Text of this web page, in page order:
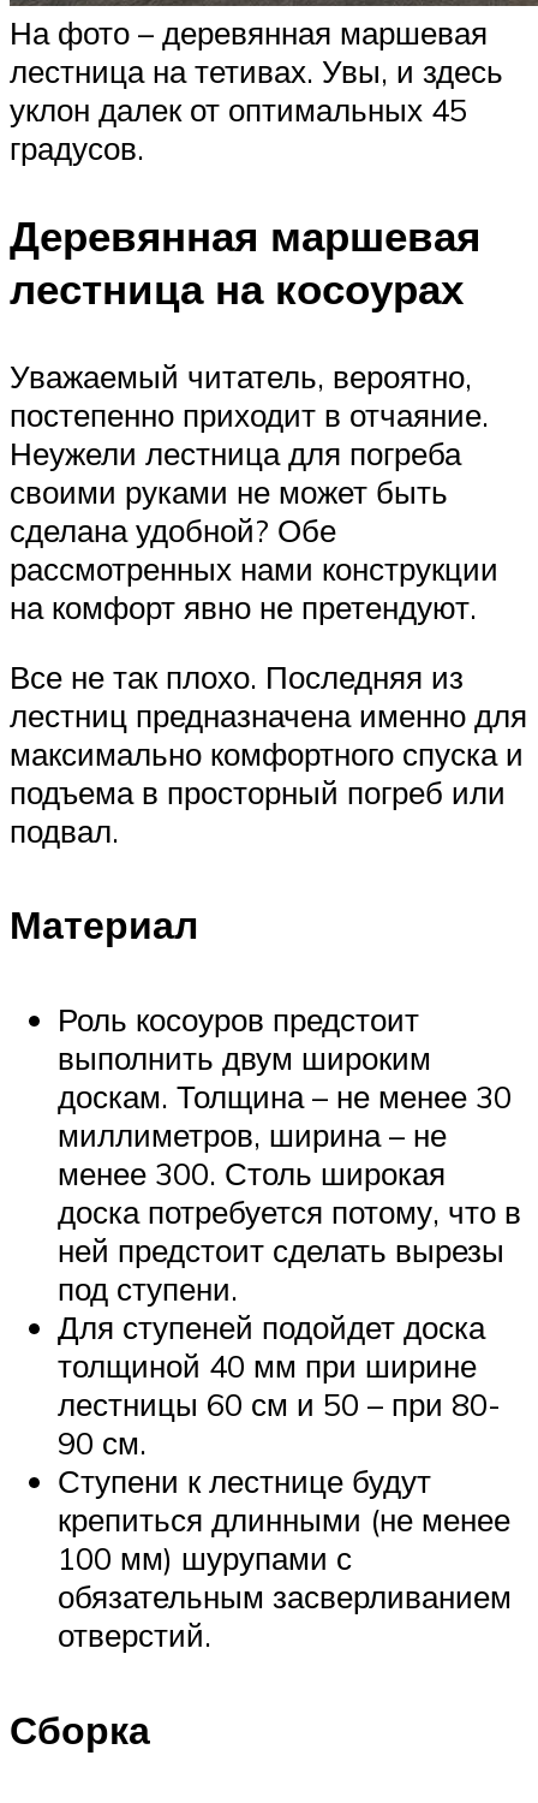
На фото – деревянная маршевая
лестница на тетивах. Увы, и здесь
уклон далек от оптимальных 45
градусов.
Деревянная маршевая
лестница на косоурах
Уважаемый читатель, вероятно,
постепенно приходит в отчаяние.
Неужели лестница для погреба
своими руками не может быть
сделана удобной? Обе
рассмотренных нами конструкции
на комфорт явно не претендуют.
Все не так плохо. Последняя из
лестниц предназначена именно для
максимально комфортного спуска и
подъема в просторный погреб или
подвал.
Материал
Роль косоуров предстоит
выполнить двум широким
доскам. Толщина – не менее 30
миллиметров, ширина – не
менее 300. Столь широкая
доска потребуется потому, что в
ней предстоит сделать вырезы
под ступени.
Для ступеней подойдет доска
толщиной 40 мм при ширине
лестницы 60 см и 50 – при 80-
90 см.
Ступени к лестнице будут
крепиться длинными (не менее
100 мм) шурупами с
обязательным засверливанием
отверстий.
Сборка